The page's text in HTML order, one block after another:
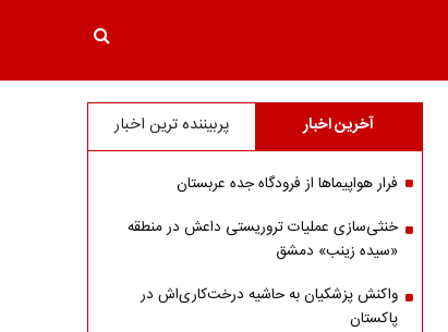
آخرین اخبار پربیننده ترین اخبار
فرار هواپیماها از فرودگاه جده عربستان
خنثی‌سازی عملیات تروریستی داعش در منطقه
«سیده زینب» دمشق
واکنش پزشکیان به حاشیه درخت‌کاری‌اش در
پاکستان